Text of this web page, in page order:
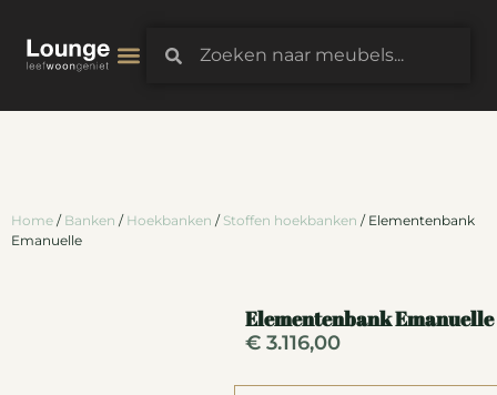
Home / Banken / Hoekbanken / Stoffen hoekbanken / Elementenbank
Emanuelle
Elementenbank Emanuelle
€3.116,00